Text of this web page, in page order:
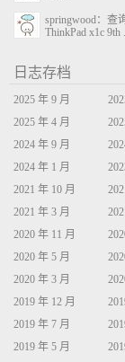
springwood：查
ThinkPad x1c 9th
日志存档
2025 年 9 月
2025 年 4 月
2024 年 9 月
2024 年 1 月
2021 年 10 月
2021 年 3 月
2020 年 11 月
2020 年 5 月
2020 年 3 月
2019 年 12 月
2019 年 7 月
2019 年 5 月